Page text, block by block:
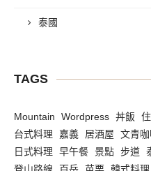
泰國
TAGS
Mountain Wordpress 丼飯
台式料理
嘉義 居酒屋 文青
日式料理
早午餐 景點 步道
登山路線
百岳 苗栗 韓式料理